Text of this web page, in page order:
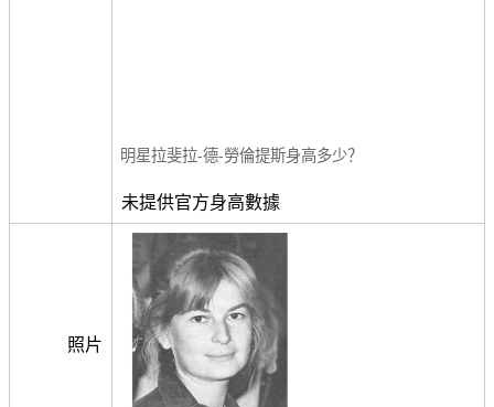
明星拉斐拉-德-勞倫提斯身高多少？
未提供官方身高數據
照片